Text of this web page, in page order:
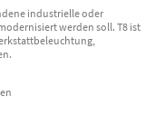
industrielle oder
werden soll. T8 ist